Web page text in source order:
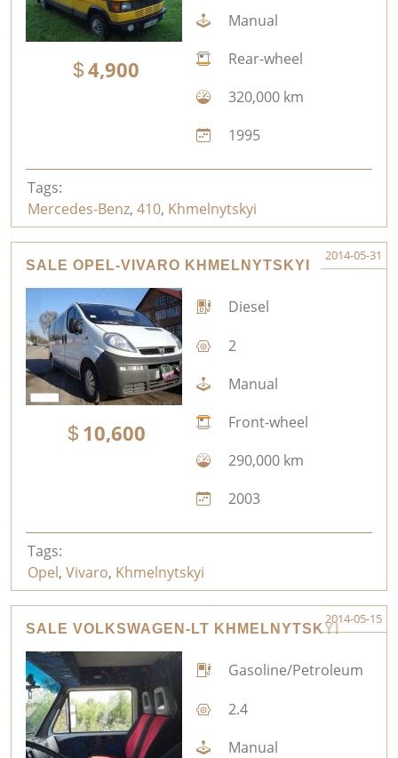
4,900
Manual
Rear-wheel
320,000 km
1995
Tags:
Mercedes-Benz, 410, Khmelnytskyi
SALE OPEL-VIVARO KHMELNYTSKYI
2014-05-31
10,600
Diesel
2
Manual
Front-wheel
290,000 km
2003
Tags:
Opel, Vivaro, Khmelnytskyi
SALE VOLKSWAGEN-LT KHMELNYTSKYI
2014-05-15
Gasoline/Petroleum
2.4
Manual